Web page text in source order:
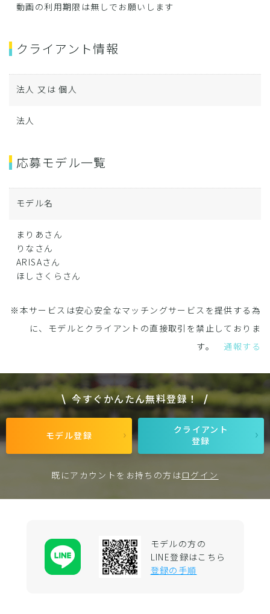
動画の利用期限は無しでお願いします
クライアント情報
法人 又は 個人
法人
応募モデル一覧
モデル名
まりあさん
りなさん
ARISAさん
ほしさくらさん
※本サービスは安心安全なマッチングサービスを提供する為
に、モデルとクライアントの直接取引を禁止しておりま
す。通報する
今すぐかんたん無料登録！
モデル登録
クライアント
登録
既にアカウントをお持ちの方はログイン
モデルの方の
LINE登録はこちら
登録の手順